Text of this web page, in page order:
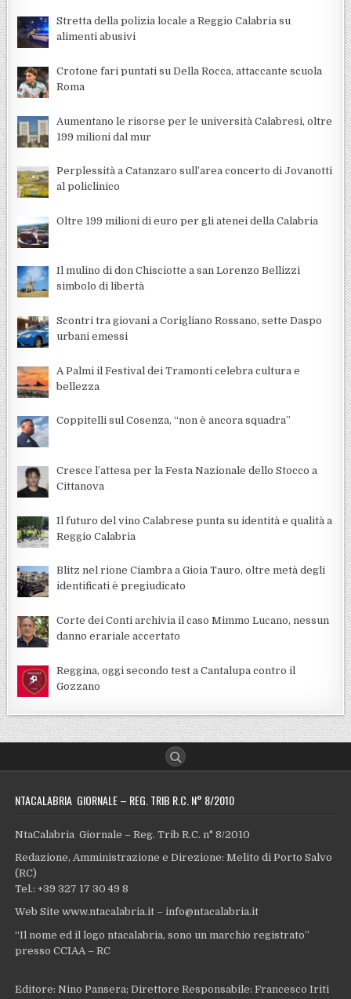
Stretta della polizia locale a Reggio Calabria su
alimenti abusivi
Crotone fari puntati su Della Rocca, attaccante scuola
Roma
Aumentano le risorse per le università Calabresi, oltre
199 milioni dal mur
Perplessità a Catanzaro sull’area concerto di Jovanotti
al policlinico
Oltre 199 milioni di euro per gli atenei della Calabria
Il mulino di don Chisciotte a san Lorenzo Bellizzi
simbolo di libertà
Scontri tra giovani a Corigliano Rossano, sette Daspo
urbani emessi
A Palmi il Festival dei Tramonti celebra cultura e
bellezza
Coppitelli sul Cosenza, “non è ancora squadra”
Cresce l’attesa per la Festa Nazionale dello Stocco a
Cittanova
Il futuro del vino Calabrese punta su identità e qualità a
Reggio Calabria
Blitz nel rione Ciambra a Gioia Tauro, oltre metà degli
identificati è pregiudicato
Corte dei Conti archivia il caso Mimmo Lucano, nessun
danno erariale accertato
Reggina, oggi secondo test a Cantalupa contro il
Gozzano
NTACALABRIA GIORNALE – REG. TRIB R.C. N° 8/2010
NtaCalabria Giornale – Reg. Trib R.C. n° 8/2010
Redazione, Amministrazione e Direzione: Melito di Porto Salvo
(RC)
Tel.: +39 327 17 30 49 8
Web Site www.ntacalabria.it – info@ntacalabria.it
“Il nome ed il logo ntacalabria, sono un marchio registrato”
presso CCIAA – RC
Editore: Nino Pansera; Direttore Responsabile: Francesco Iriti